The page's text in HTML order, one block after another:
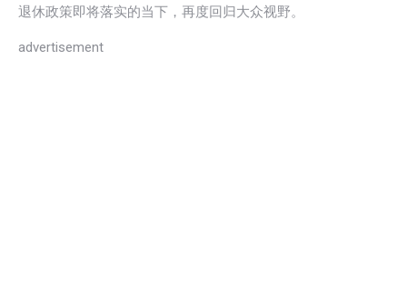
退休政策即将落实的当下，再度回归大众视野。
advertisement